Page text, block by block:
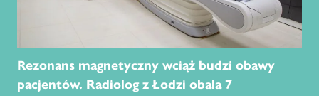
Rezonans magnetyczny wciąż budzi obawy
pacjentów. Radiolog z Łodzi obala 7